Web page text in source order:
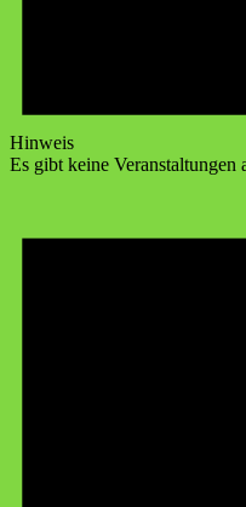
Hinweis
Es gibt keine Veranstaltungen